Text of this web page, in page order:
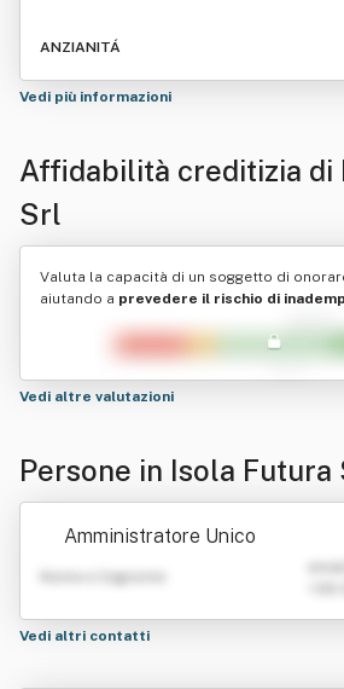
ANZIANITÁ
Vedi più informazioni
Affidabilità creditizia di
Srl
Valuta la capacità di un soggetto di
aiutando a prevedere il rischio di
Vedi altre valutazioni
Persone in Isola Futura
Amministratore Unico
Nome e Cognome
Vedi altri contatti